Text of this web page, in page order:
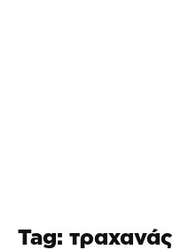
Tag: τραχανάς